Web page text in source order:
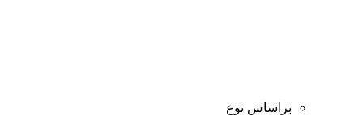
براساس نوع